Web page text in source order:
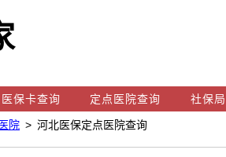
医保卡查询 定点医院查询 社保
院 > 河北医保定点医院查询